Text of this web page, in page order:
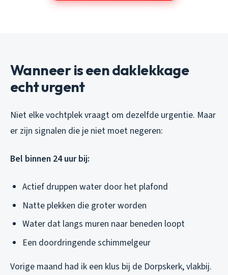
Wanneer is een daklekkage
echt urgent
Niet elke vochtplek vraagt om dezelfde urgentie. Maar
er zijn signalen die je niet moet negeren:
Bel binnen 24 uur bij:
Actief druppen water door het plafond
Natte plekken die groter worden
Water dat langs muren naar beneden loopt
Een doordringende schimmelgeur
Vorige maand had ik een klus bij de Dorpskerk, vlakbij.